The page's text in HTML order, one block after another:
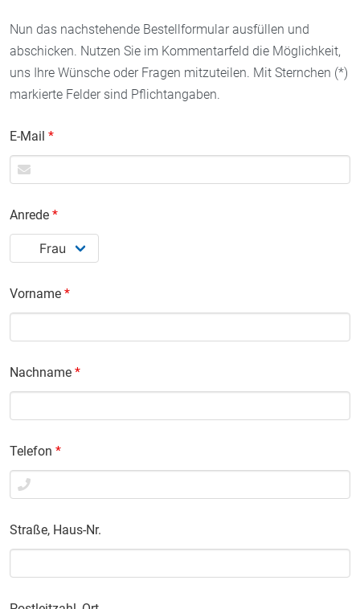
Nun das nachstehende Bestellformular ausfüllen und
abschicken. Nutzen Sie im Kommentarfeld die Möglichkeit,
uns Ihre Wünsche oder Fragen mitzuteilen. Mit Sternchen (*)
markierte Felder sind Pflichtangaben.
E-Mail *
Anrede *
Vorname *
Nachname *
Telefon *
Straße, Haus-Nr.